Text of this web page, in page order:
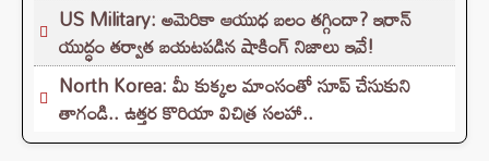
US Military: అమెరికా ఆయుధ బలం తగ్గిందా? ఇరాన్
యుద్ధం తర్వాత బయటపడిన షాకింగ్ నిజాలు ఇవే!
North Korea: మీ కుక్కల మాంసంతో సూప్ చేసుకుని
తాగండి.. ఉత్తర కొరియా విచిత్ర సలహా..